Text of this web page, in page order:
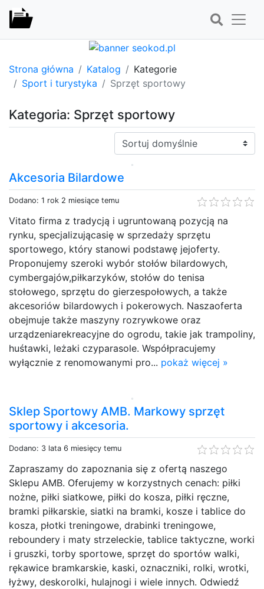
Strona główna Katalog
Kategorie
Sport i turystyka
Sprzęt sportowy
Kategoria: Sprzęt sportowy
Sortuj:
Akcesoria Bilardowe
Dodano: 1 rok 2 miesiące temu
Vitato firma z tradycją i ugruntowaną pozycją na
rynku, specjalizującasię w sprzedaży sprzętu
sportowego, który stanowi podstawę jejoferty.
Proponujemy szeroki wybór stołów bilardowych,
cymbergajów,piłkarzyków, stołów do tenisa
stołowego, sprzętu do gierzespołowych, a także
akcesoriów bilardowych i pokerowych. Naszaoferta
obejmuje także maszyny rozrywkowe oraz
urządzeniarekreacyjne do ogrodu, takie jak trampoliny,
huśtawki, leżaki czyparasole. Współpracujemy
wyłącznie z renomowanymi pro... pokaż więcej »
Sklep Sportowy AMB. Markowy sprzęt
sportowy i akcesoria.
Dodano: 3 lata 6 miesięcy temu
Zapraszamy do zapoznania się z ofertą naszego
Sklepu AMB. Oferujemy w korzystnych cenach: piłki
nożne, piłki siatkowe, piłki do kosza, piłki ręczne,
bramki piłkarskie, siatki na bramki, kosze i tablice do
kosza, płotki treningowe, drabinki treningowe,
reboundery i maty strzeleckie, tablice taktyczne, worki
i gruszki, torby sportowe, sprzęt do sportów walki,
rękawice bramkarskie, kaski, oznaczniki, rolki, wrotki,
łyżwy, deskorolki, hulajnogi i wiele innych. Odwiedź